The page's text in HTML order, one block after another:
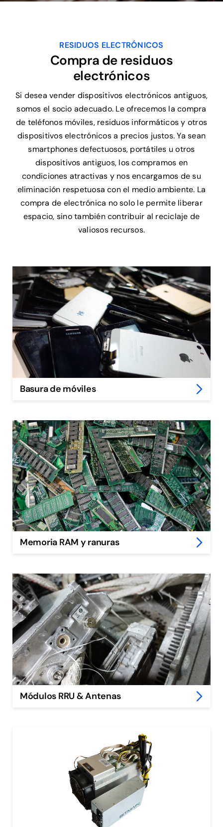
RESIDUOS ELECTRÓNICOS
Compra de residuos
electrónicos
Si desea vender dispositivos electrónicos antiguos,
somos el socio adecuado. Le ofrecemos la compra
de teléfonos móviles, residuos informáticos y otros
dispositivos electrónicos a precios justos. Ya sean
smartphones defectuosos, portátiles u otros
dispositivos antiguos, los compramos en
condiciones atractivas y nos encargamos de su
eliminación respetuosa con el medio ambiente. La
compra de electrónica no solo le permite liberar
espacio, sino también contribuir al reciclaje de
valiosos recursos.
Basura de móviles
Memoria RAM y ranuras
Módulos RRU & Antenas